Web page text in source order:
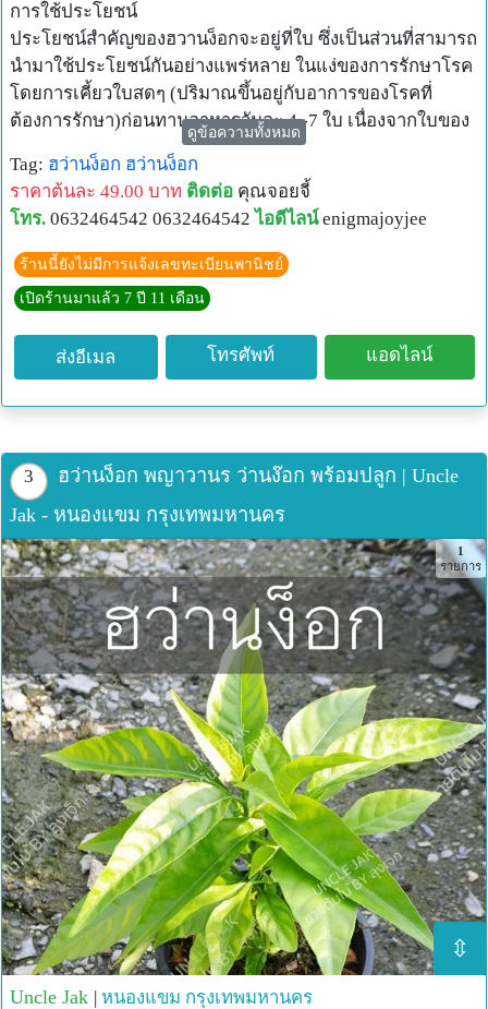
การใช้ประโยชน์
ประโยชน์สำคัญของฮวานง็อกจะอยู่ที่ใบ ซึ่งเป็นส่วนที่สามารถ
นำมาใช้ประโยชน์กันอย่างแพร่หลาย ในแง่ของการรักษาโรค
โดยการเคี้ยวใบสดๆ (ปริมาณขึ้นอยู่กับอาการของโรคที่
ต้องการรักษา)ก่อนทานอาหารวันละ 4 -7 ใบ เนื่องจากใบของ
ฮวานง็อกนั้นไม่มีรสชาติจึงทำให้ทานสดได้ง่ายทั้งสรรพคุณใน
แง่ของการรักษาโรคก็มีมากมายจากการที่ได้มีผู้ทดลองทาน
ใบฮวานง็อกแล้วได้ผลลัพธ์ในการรักษาโรคต่างๆ (โรคที่ทาง
การแพทย์แผนปัจจุบันวินิจฉัยแล้วว่าไม่น่าจะรักษาหาย
ได้)แล้วทำให้ทุเลาหรือหายขาด จนถึงขั้นที่มีผู้ใช้ใบฮวานง็อก
รักษาแล้วหายออกมาให้สัมภาษณ์และเขียนหนังสืออ้างอิงถึง
พืชสมุนไพรชนิดนี้กันอย่างแพร่ หลาย และมีข้อบ่งใช้หรือ
จำนวนใบที่ใช้ในทานรักษาโรคไว้ดังนี้
สรรพคุณของสมุนไพร
รักษาเป็นไข้หวัด ความดันโลหิตสูง ท้องไส้ไม่ปกติ
รักษาอาการมีบาดแผล เคล็ด ขัดยอก กระดูกหัก
รักษาอาการทางเดินอาหารไม่ปกติ
รักษาอาการโรคกระเพาะอาหาร โรคเลือดออกในลำไส้เกี่ยว
กับกระเพาะปัสสาวะ
รักษาอาการคอพอก ตับอักเสบ
รักษาอาการไตอักเสบ ปัสสาวะเป็นเลือด ปัสสาวะขุ่นข้น
รักษาอาการโรคมะเร็งปอดมีอาการปวดต่างๆ โดยไม่ทราบ
สาเหตุให้รับประทานต่อไป 100-200 ใบ อาการจะหายขาด
รักษาโรคตาทุกชนิด เช่น ตาแดง ตาต้อ ตาห้อเลือด
รักษาอาการมดลูกหย่อนของหญิงคลอดบุตรใหม่ได้ผลดีช่วย
ให้มดลูกเข้าอู่
รักษาโรคความดันโลหิตสูง ความดันโลหิตต่ำโรคประสา
ทอ่อนๆ (เพื่อเป็นการสนับสนุนเหตุผลโรคความดันโลหิตสูง ซึ่ง
ผู้เขียนก็เป็น จึงกินเข้าไปครั้งละ 5 ใบ เช้า-เย็น 1 วันอาการ
หน้ามืดหนักหัวหายไป รู้สึกสบายเบาสมอง)
สามารถใช้กับสัตว์ได้ จากเอกสารระบุว่าใช้กับไก่ชนหลังจาก
ชนไก่แล้วต้องการให้ไก่ฟื้นจากอาการบาดเจ็บ ให้ไก่กินใบ
ของต้นสมุนไพรฮว่านง็อก จะฟื้นตัวได้เร็ว
ดูข้อความทั้งหมด
Tag: ฮว่านง็อก ฮว่านง็อก
ราคาต้นละ 49.00 บาท ติดต่อ คุณจอยจี้
โทร. 0632464542 0632464542 ไอดีไลน์ enigmajoyjee
ร้านนี้ยังไม่มีการแจ้งเลขทะเบียนพานิชย์
เปิดร้านมาแล้ว 7 ปี 11 เดือน
ส่งอีเมล โทรศัพท์ แอดไลน์
3
ฮว่านง็อก พญาวานร ว่านง๊อก พร้อมปลูก | Uncle
Jak - หนองแขม กรุงเทพมหานคร
⇳
1
รายการ
Uncle Jak หนองแขม กรุงเทพมหานคร